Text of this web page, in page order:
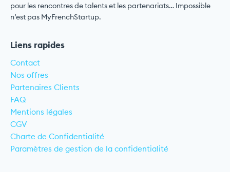
pour les rencontres de talents et les partenariats… Impossible
n’est pas MyFrenchStartup.
Liens rapides
Contact
Nos offres
Partenaires Clients
FAQ
Mentions légales
CGV
Charte de Confidentialité
Paramètres de gestion de la confidentialité